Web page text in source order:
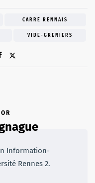
CARRÉ RENNAIS
VIDE-GRENIERS
Information-
Rennes 2.